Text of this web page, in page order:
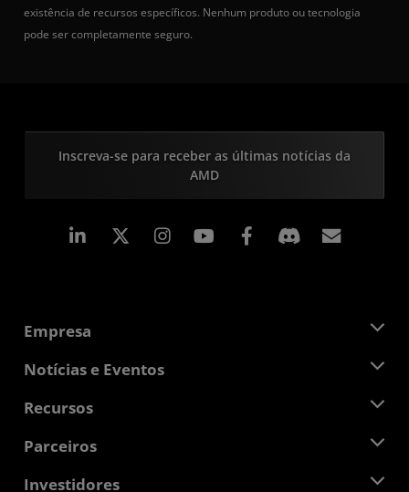
existência de recursos específicos. Nenhum produto ou tecnologia
pode ser completamente seguro.
Inscreva-se para receber as últimas notícias da
AMD
Linkedin Instagram Facebook
Empresa
Sobre a AMD
Responsibilidade Corporativa
Oportunidades de Emprego
Notícias e Eventos
Sala de Imprensa
Bibliotecas de Mídias
Recursos
Central do desenvolvedor
Parceiros
AMD Partner Hub
Investidores